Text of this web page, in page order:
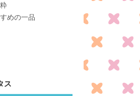
めの一品
ス